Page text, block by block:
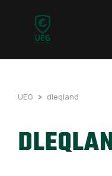
UEG > dleqland